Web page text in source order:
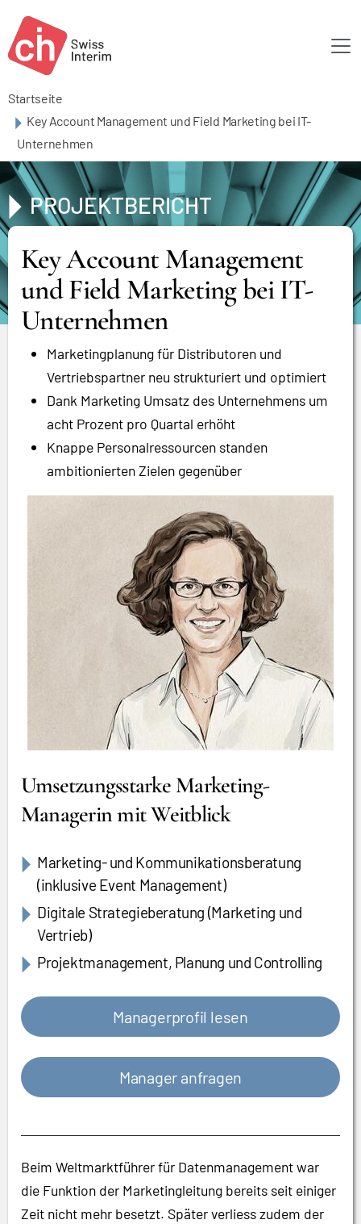
Startseite
Key Account Management und Field Marketing bei IT-
Unternehmen
PROJEKTBERICHT
Key Account Management
und Field Marketing bei IT-
Unternehmen
Marketingplanung für Distributoren und
Vertriebspartner neu strukturiert und optimiert
Dank Marketing Umsatz des Unternehmens um
acht Prozent pro Quartal erhöht
Knappe Personalressourcen standen
ambitionierten Zielen gegenüber
Umsetzungsstarke Marketing-
Managerin mit Weitblick
Marketing- und Kommunikationsberatung
(inklusive Event Management)
Digitale Strategieberatung (Marketing und
Vertrieb)
Projektmanagement, Planung und Controlling
Managerprofil lesen
Manager anfragen
Beim Weltmarktführer für Datenmanagement war
die Funktion der Marketingleitung bereits seit einiger
Zeit nicht mehr besetzt. Später verliess zudem der